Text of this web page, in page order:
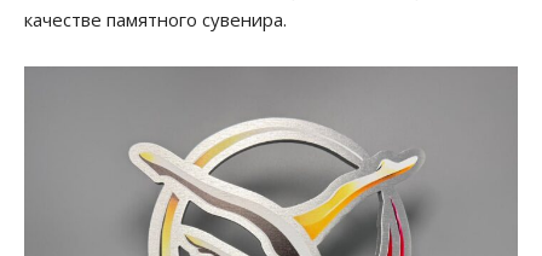
качестве памятного сувенира.